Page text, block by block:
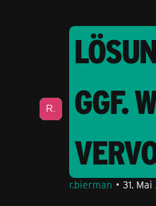
GGF.
r.bierman 31.